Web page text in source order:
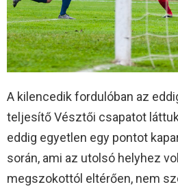
A kilencedik fordulóban az
teljesítő Vésztői csapatot
eddig egyetlen egy pontot
során, ami az utolsó helyhez
megszokottól eltérően, nem